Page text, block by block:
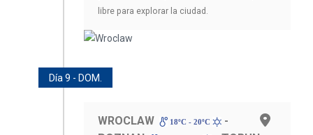
libre para explorar la ciudad.
Día 9 - DOM.
WROCLAW 18ºC - 20ºC
-